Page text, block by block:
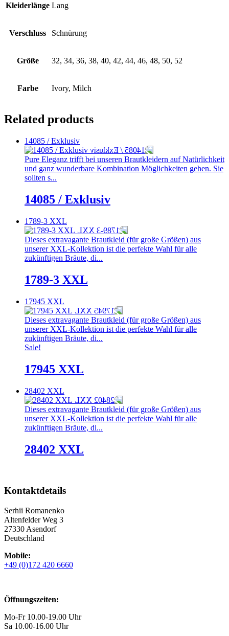
Kleiderlänge Lang
Verschluss Schnürung
Größe 32, 34, 36, 38, 40, 42, 44, 46, 48, 50, 52
Farbe Ivory, Milch
Related products
14085 / Exklusiv
Pure Eleganz trifft bei unseren Brautkleidern auf Natürlichkeit
und ganz wunderbare Kombination Möglichkeiten gehen. Sie
sollten s...
14085 / Exklusiv
1789-3 XXL
Dieses extravagante Brautkleid (für große Größen) aus
unserer XXL-Kollektion ist die perfekte Wahl für alle
zukünftigen Bräute, di...
1789-3 XXL
17945 XXL
Dieses extravagante Brautkleid (für große Größen) aus
unserer XXL-Kollektion ist die perfekte Wahl für alle
zukünftigen Bräute, di...
Sale!
17945 XXL
28402 XXL
Dieses extravagante Brautkleid (für große Größen) aus
unserer XXL-Kollektion ist die perfekte Wahl für alle
zukünftigen Bräute, di...
28402 XXL
Kontaktdetails
Serhii Romanenko
Altenfelder Weg 3
27330 Asendorf
Deutschland
Mobile:
+49 (0)172 420 6660
Öffnungszeiten:
Mo-Fr 10.00-19.00 Uhr
Sa 10.00-16.00 Uhr